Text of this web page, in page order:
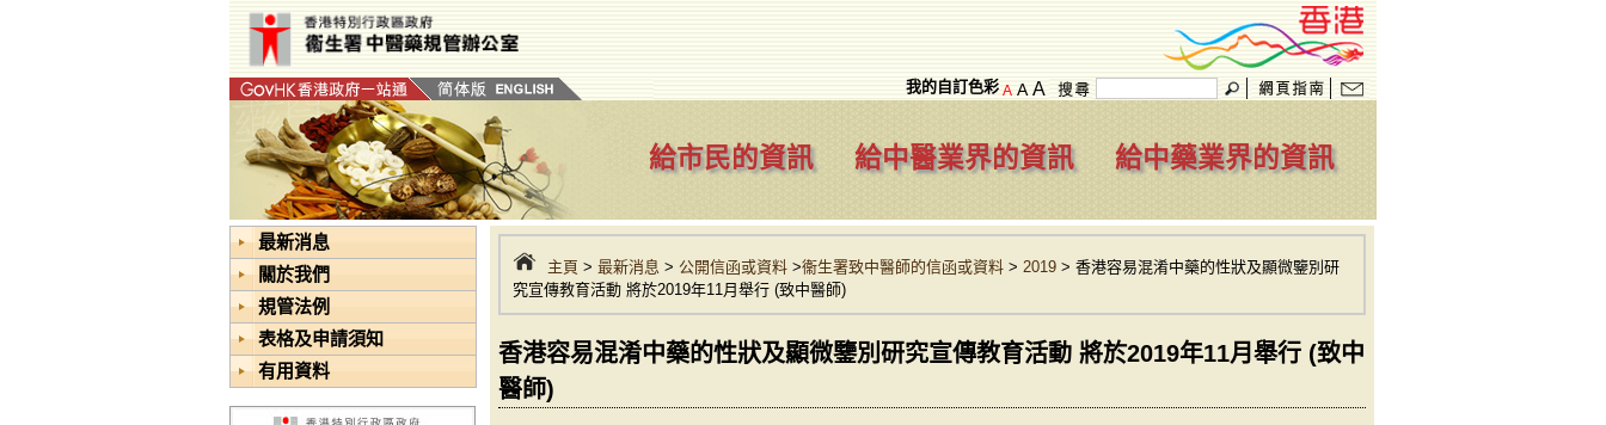
我的自訂色彩 A A A
給市民的資訊 給中醫業界的資訊 給中藥業界的資訊
最新消息
關於我們
規管法例
表格及申請須知
有用資料
主頁 >最新消息 > 公開信函或資料 >衞生署致中醫師的信函或資料 >2019 > 香港容易混淆中藥的性狀及顯微鑒別研
究宣傳教育活動 將於2019年11月舉行 (致中醫師)
香港容易混淆中藥的性狀及顯微鑒別研究宣傳教育活動 將於2019年11月舉行 (致中
醫師)